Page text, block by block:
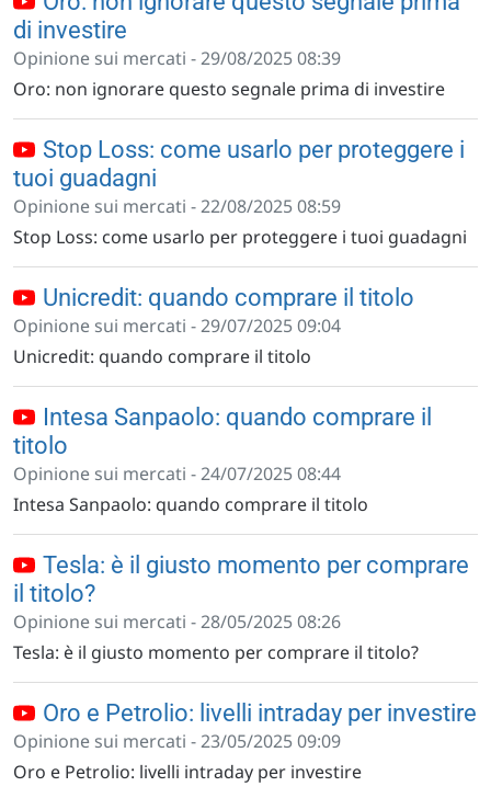
di investire
Opinione sui mercati - 29/08/2025 08:39
Oro: non ignorare questo segnale prima di investire
Stop Loss: come usarlo per proteggere i
tuoi guadagni
Opinione sui mercati - 22/08/2025 08:59
Stop Loss: come usarlo per proteggere i tuoi guadagni
Unicredit: quando comprare il titolo
Opinione sui mercati - 29/07/2025 09:04
Unicredit: quando comprare il titolo
Intesa Sanpaolo: quando comprare il
titolo
Opinione sui mercati - 24/07/2025 08:44
Intesa Sanpaolo: quando comprare il titolo
Tesla: è il giusto momento per comprare
il titolo?
Opinione sui mercati - 28/05/2025 08:26
Tesla: è il giusto momento per comprare il titolo?
Oro e Petrolio: livelli intraday per investire
Opinione sui mercati - 23/05/2025 09:09
Oro e Petrolio: livelli intraday per investire